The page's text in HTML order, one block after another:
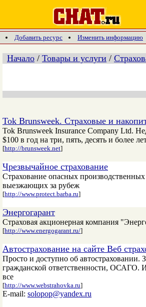
Добавить ресурс Изменить информацию
Начало / Товары и услуги /
Tok Brunsweek. Страховые и
Tok Brunsweek Insurance Company Ltd.
$100 в год на три, пять, десять и более
[http://brunsweek.net]
Чрезвычайное страхование
Страхование опасных
выезжающих за рубеж
[http://www.protect.barba.ru]
Энергогарант
Страховая акционерная компания
[http://www.energogarant.ru/]
Автострахование на сайте Веб
Просто и доступно об автостраховании.
гражданской ответственности, ОСАГО.
все
[http://www.webstrahovka.ru]
E-mail: solopop@yandex.ru